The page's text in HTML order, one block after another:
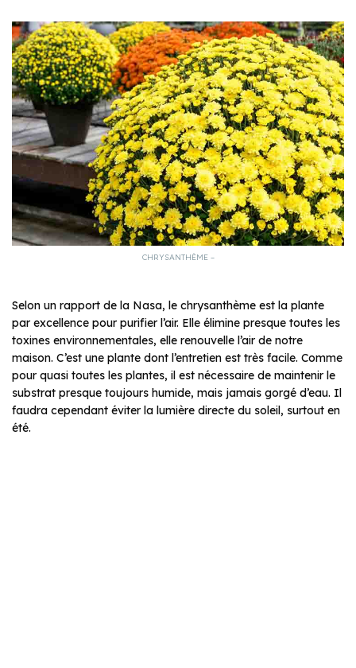
CHRYSANTHÈME –
Selon un rapport de la Nasa, le chrysanthème est la plante
par excellence pour purifier l’air. Elle élimine presque toutes les
toxines environnementales, elle renouvelle l’air de notre
maison. C’est une plante dont l’entretien est très facile. Comme
pour quasi toutes les plantes, il est nécessaire de maintenir le
substrat presque toujours humide, mais jamais gorgé d’eau. Il
faudra cependant éviter la lumière directe du soleil, surtout en
été.